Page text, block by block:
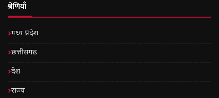
श्रेणियाँ
मध्य प्रदेश
छत्तीसगढ़
देश
राज्य